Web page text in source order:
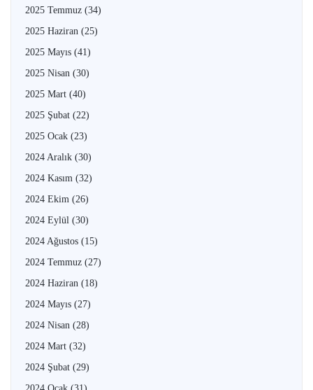
2025 Temmuz (34)
2025 Haziran (25)
2025 Mayıs (41)
2025 Nisan (30)
2025 Mart (40)
2025 Şubat (22)
2025 Ocak (23)
2024 Aralık (30)
2024 Kasım (32)
2024 Ekim (26)
2024 Eylül (30)
2024 Ağustos (15)
2024 Temmuz (27)
2024 Haziran (18)
2024 Mayıs (27)
2024 Nisan (28)
2024 Mart (32)
2024 Şubat (29)